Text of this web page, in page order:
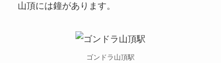
山頂には鐘があります。
ゴンドラ山頂駅